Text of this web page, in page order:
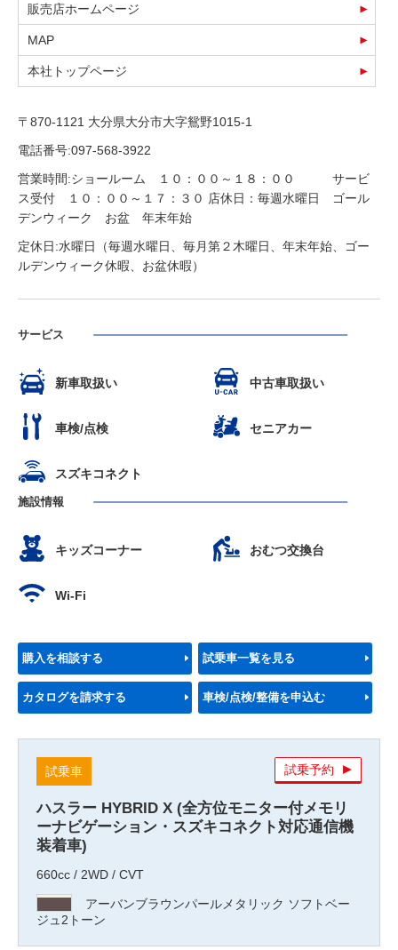
販売店ホームページ
MAP
本社トップページ
〒870-1121 大分県大分市大字鴛野1015-1
電話番号:097-568-3922
営業時間:ショールーム １０：００～１８：００ サービ
ス受付 １０：００～１７：３０ 店休日：毎週水曜日 ゴール
デンウィーク お盆 年末年始
定休日:水曜日（毎週水曜日、毎月第２木曜日、年末年始、ゴー
ルデンウィーク休暇、お盆休暇）
サービス
新車取扱い 中古車取扱い
車検/点検 セニアカー
スズキコネクト
施設情報
キッズコーナー おむつ交換台
Wi-Fi
購入を相談する 試乗車一覧を見る
カタログを請求する 車検/点検/整備を申込む
試乗車
ハスラー HYBRID X (全方位モニター付メモリ
ーナビゲーション・スズキコネクト対応通信機
装着車)
660cc / 2WD / CVT
アーバンブラウンパールメタリック ソフトベー
ジュ2トーン
試乗予約